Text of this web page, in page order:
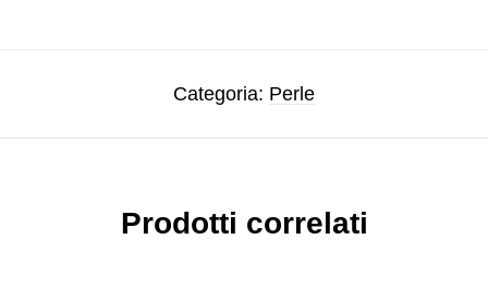
Categoria: Perle
Prodotti correlati